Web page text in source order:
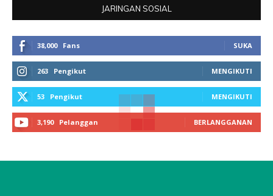
JARINGAN SOSIAL
38,000 Fans SUKA
263 Pengikut MENGIKUTI
53 Pengikut MENGIKUTI
3,190 Pelanggan BERLANGGANAN